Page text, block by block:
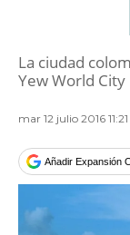
La ciudad
Yew World
mar 12 julio 2016
Añadir Expansión